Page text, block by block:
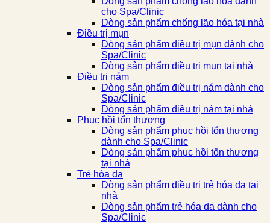
cho Spa/Clinic
Dòng sản phẩm chống lão hóa tại nhà
Điều trị mụn
Dòng sản phẩm điều trị mụn dành cho
Spa/Clinic
Dòng sản phẩm điều trị mụn tại nhà
Điều trị nám
Dòng sản phẩm điều trị nám dành cho
Spa/Clinic
Dòng sản phẩm điều trị nám tại nhà
Phục hồi tổn thương
Dòng sản phẩm phục hồi tổn thương
dành cho Spa/Clinic
Dòng sản phẩm phục hồi tổn thương
tại nhà
Trẻ hóa da
Dòng sản phẩm điều trị trẻ hóa da tại
nhà
Dòng sản phẩm trẻ hóa da dành cho
Spa/Clinic